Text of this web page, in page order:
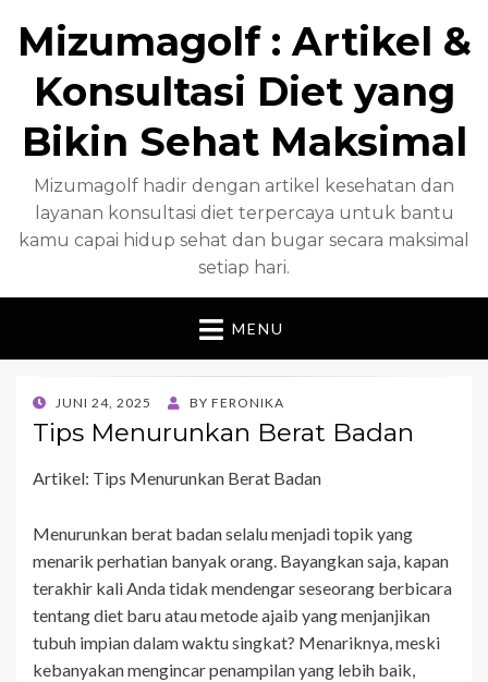
Mizumagolf : Artikel &
Konsultasi Diet yang
Bikin Sehat Maksimal
Mizumagolf hadir dengan artikel kesehatan dan
layanan konsultasi diet terpercaya untuk bantu
kamu capai hidup sehat dan bugar secara maksimal
setiap hari.
MENU
POSTED
ON
JUNI 24, 2025 BY FERONIKA
Tips Menurunkan Berat Badan
Artikel: Tips Menurunkan Berat Badan
Menurunkan berat badan selalu menjadi topik yang
menarik perhatian banyak orang. Bayangkan saja, kapan
terakhir kali Anda tidak mendengar seseorang berbicara
tentang diet baru atau metode ajaib yang menjanjikan
tubuh impian dalam waktu singkat? Menariknya, meski
kebanyakan mengincar penampilan yang lebih baik,